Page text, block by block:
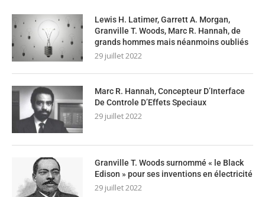
Lewis H. Latimer, Garrett A. Morgan,
Granville T. Woods, Marc R. Hannah, de
grands hommes mais néanmoins oubliés
29 juillet 2022
Marc R. Hannah, Concepteur D’Interface
De Controle D’Effets Speciaux
29 juillet 2022
Granville T. Woods surnommé « le Black
Edison » pour ses inventions en électricité
29 juillet 2022